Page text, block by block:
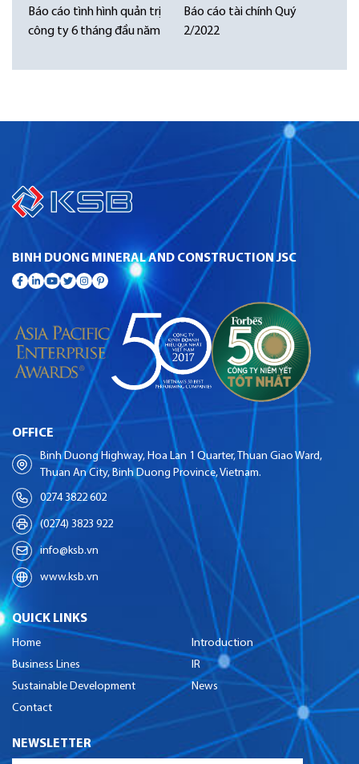
Báo cáo tình hình quản trị
công ty 6 tháng đầu năm
Báo cáo tài chính Quý
2/2022
BINH DUONG MINERAL AND CONSTRUCTION JSC
OFFICE
Binh Duong Highway, Hoa Lan 1 Quarter, Thuan Giao Ward,
Thuan An City, Binh Duong Province, Vietnam.
0274 3822 602
(0274) 3823 922
info@ksb.vn
www.ksb.vn
QUICK LINKS
Home
Introduction
Business Lines
IR
Sustainable Development
News
Contact
NEWSLETTER